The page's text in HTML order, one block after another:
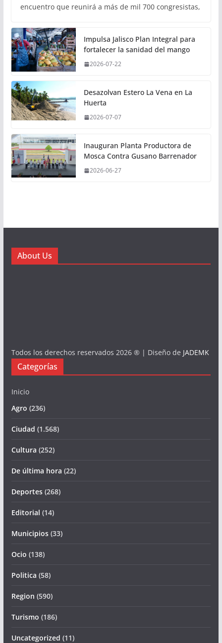
encuentro que reunirá a más de mil 700 congresistas,
Impulsa Jalisco Plan Integral para
fortalecer la sanidad del mango
2026-07-22
Desazolvan Estero La Vena en La
Huerta
2026-07-07
Inauguran Planta Productora de
Mosca Contra Gusano Barrenador
2026-06-27
About Us
Todos los derechos reservados 2026 ® | Diseño de JADEMK
Categorías
Inicio
Agro (236)
Ciudad (1.568)
Cultura (252)
De última hora (22)
Deportes(268)
Editorial (14)
Municipios(33)
Ocio (138)
Politica (58)
Region (590)
Turismo (186)
Uncategorized (11)